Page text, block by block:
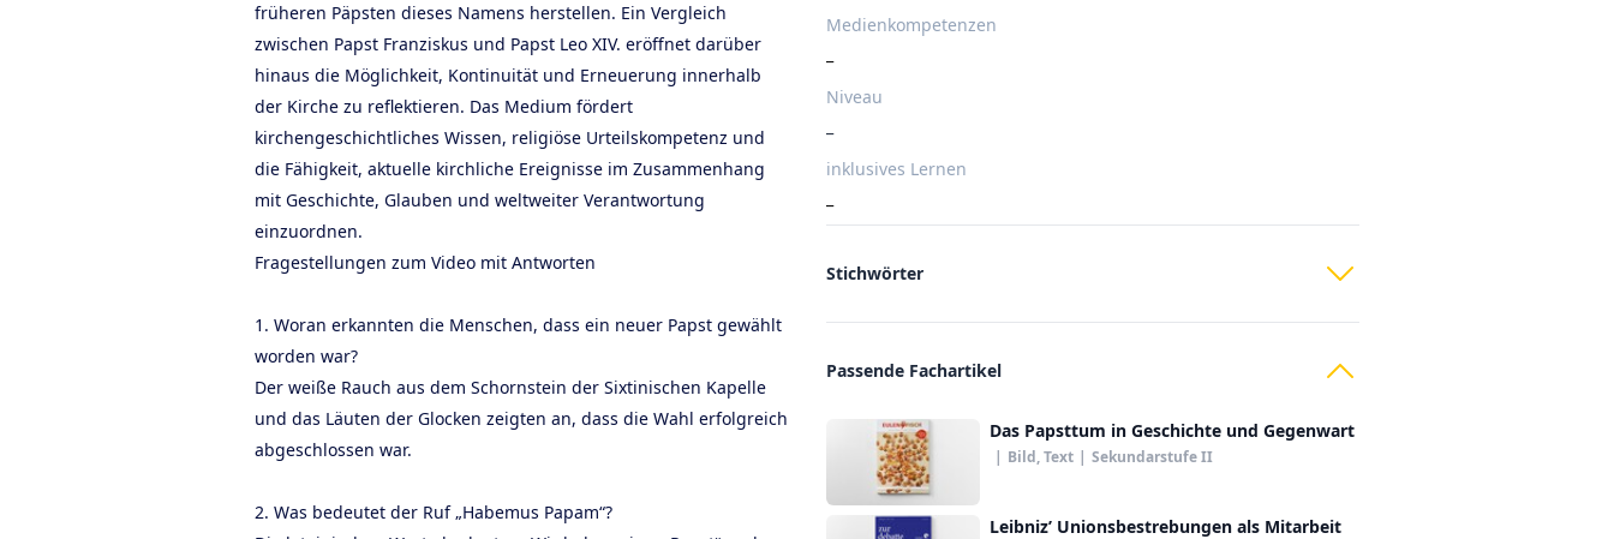
früheren Päpsten dieses Namens herstellen. Ein Vergleich
zwischen Papst Franziskus und Papst Leo XIV. eröffnet darüber
hinaus die Möglichkeit, Kontinuität und Erneuerung innerhalb
der Kirche zu reflektieren. Das Medium fördert
kirchengeschichtliches Wissen, religiöse Urteilskompetenz und
die Fähigkeit, aktuelle kirchliche Ereignisse im Zusammenhang
mit Geschichte, Glauben und weltweiter Verantwortung
einzuordnen.
Fragestellungen zum Video mit Antworten
1. Woran erkannten die Menschen, dass ein neuer Papst gewählt
worden war?
Der weiße Rauch aus dem Schornstein der Sixtinischen Kapelle
und das Läuten der Glocken zeigten an, dass die Wahl erfolgreich
abgeschlossen war.
2. Was bedeutet der Ruf „Habemus Papam“?
Medienkompetenzen
Niveau
inklusives Lernen
Stichwörter
Passende Fachartikel
Das Papsttum in Geschichte und Gegenwart
| Bild, Text | Sekundarstufe II
Leibniz’ Unionsbestrebungen als Mitarbeit